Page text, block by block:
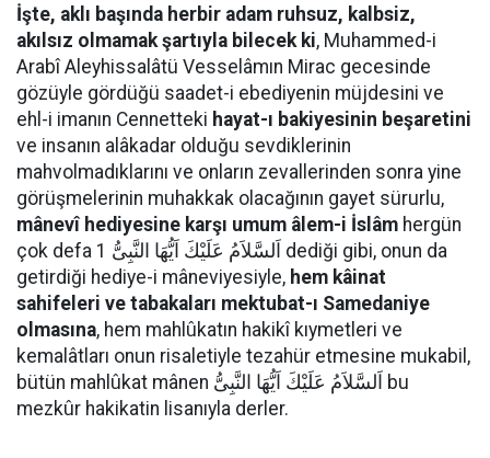
İşte, aklı başında herbir adam ruhsuz, kalbsiz,
akılsız olmamak şartıyla bilecek ki, Muhammed-i
Arabî Aleyhissalâtü Vesselâmın Mirac gecesinde
gözüyle gördüğü saadet-i ebediyenin müjdesini ve
ehl-i imanın Cennetteki hayat-ı bakiyesinin beşaretini
ve insanın alâkadar olduğu sevdiklerinin
mahvolmadıklarını ve onların zevallerinden sonra yine
görüşmelerinin muhakkak olacağının gayet sürurlu,
mânevî hediyesine karşı umum âlem-i İslâm hergün
çok defa اَلسَّلاَمُ عَلَيْكَ اَيُّهَا النَّبِىُّ 1 dediği gibi, onun da
getirdiği hediye-i mâneviyesiyle, hem kâinat
sahifeleri ve tabakaları mektubat-ı Samedaniye
olmasına, hem mahlûkatın hakikî kıymetleri ve
kemalâtları onun risaletiyle tezahür etmesine mukabil,
bütün mahlûkat mânen اَلسَّلاَمُ عَلَيْكَ اَيُّهَا النَّبِىُّ bu
mezkûr hakikatin lisanıyla derler.